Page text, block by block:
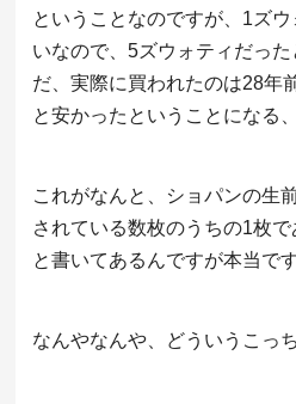
ということなのですが、1ズ
いなので、5ズウォティだっ
だ、実際に買われたのは28年
と安かったということになる
これがなんと、ショパンの生
されている数枚のうちの1枚で
と書いてあるんですが本当です
なんやなんや、どういうこっ